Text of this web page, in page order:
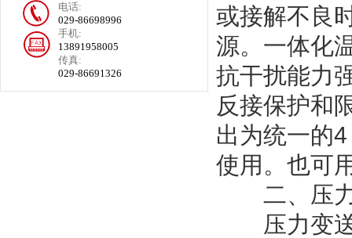
电话:
029-86698996
手机:
13891958005
传真:
029-86691326
或接解不良
源。一体化
抗干扰能力
反接保护和
出为统一的
使用。也可
二、压力
压力变送